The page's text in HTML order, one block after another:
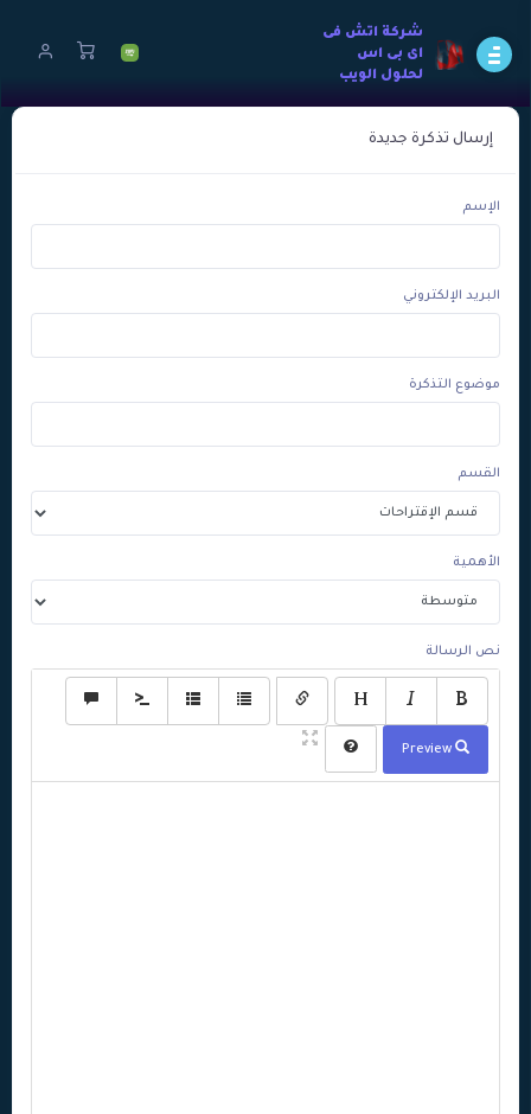
شركة اتش فى
اى بى اس
لحلول الويب
إرسال تذكرة جديدة
الإسم
البريد الإلكتروني
موضوع التذكرة
القسم
الأهمية
نص الرسالة
Preview